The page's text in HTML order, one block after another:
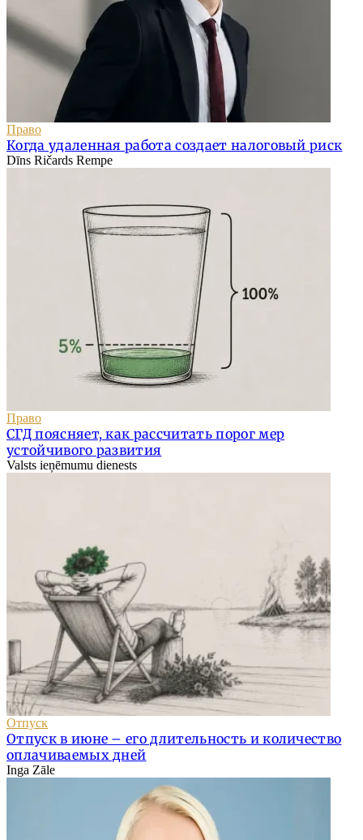
Право
Когда удаленная работа создает налоговый риск
Dīns Ričards Rempe
Право
СГД поясняет, как рассчитать порог мер
устойчивого развития
Valsts ieņēmumu dienests
Отпуск
Отпуск в июне – его длительность и количество
оплачиваемых дней
Inga Zāle